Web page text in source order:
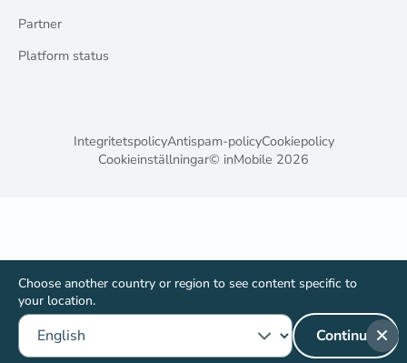
Choose another country or region to see content specific to
your location.
Continue
Partner
Platform status
IntegritetspolicyAntispam-policyCookiepolicy
Cookieinställningar© inMobile 2026